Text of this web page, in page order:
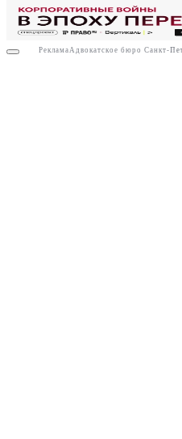
Реклама Адвокатское бюро Санкт-